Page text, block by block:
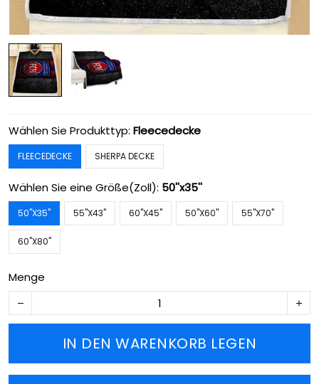
Wählen Sie Produkttyp: Fleecedecke
FLEECEDECKE SHERPA DECKE
Wählen Sie eine Größe(Zoll): 50''x35''
50''X35'' 55''X43'' 60''X45'' 50''X60'' 55''X70''
60''X80''
Menge
IN DEN WARENKORB LEGEN